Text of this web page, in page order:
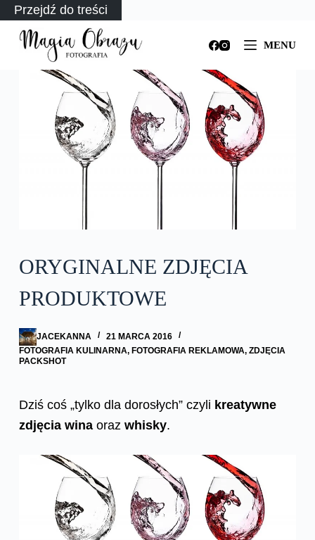
Przejdź do treści
MENU
ORYGINALNE ZDJĘCIA
PRODUKTOWE
JACEKANNA
21 MARCA 2016
FOTOGRAFIA KULINARNA, FOTOGRAFIA REKLAMOWA, ZDJĘCIA
PACKSHOT
Dziś coś „tylko dla dorosłych” czyli kreatywne
zdjęcia winaoraz whisky.